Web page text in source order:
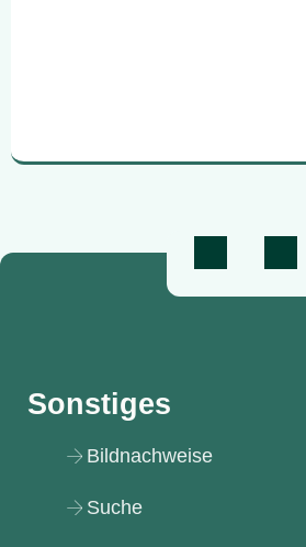
Sonstiges
Bildnachweise
Suche